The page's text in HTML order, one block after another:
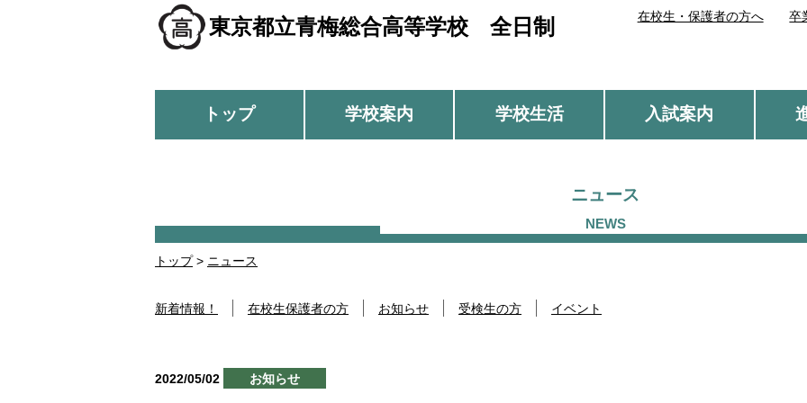
東京都立青梅総合高等学校 全日制
トップ 学校案内 学校生活 入試案内
在校生・保護者の方へ 卒
トップ> ニュース
ニュース
新着情報！ 在校生保護者の方 お知らせ 受検生の方 イベント
2022/05/02 お知らせ